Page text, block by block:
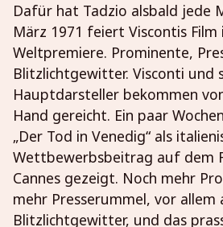
Dafür hat Tadzio alsbald jede
März 1971 feiert Viscontis Film
Weltpremiere. Prominente,
Blitzlichtgewitter. Visconti und
Hauptdarsteller bekommen
Hand gereicht. Ein paar
„Der Tod in Venedig“ als
Wettbewerbsbeitrag auf dem
Cannes gezeigt. Noch mehr
mehr Presserummel, vor allem
Blitzlichtgewitter, und das